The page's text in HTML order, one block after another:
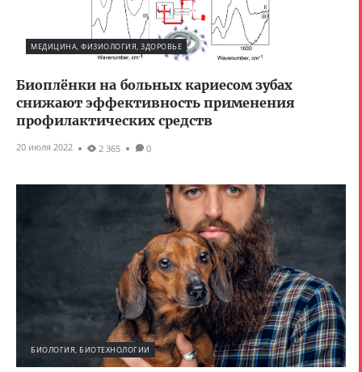
МЕДИЦИНА, ФИЗИОЛОГИЯ, ЗДОРОВЬЕ
Биоплёнки на больных кариесом зубах
снижают эффективность применения
профилактических средств
20 июля 2022 2 365 0
БИОЛОГИЯ, БИОТЕХНОЛОГИИ